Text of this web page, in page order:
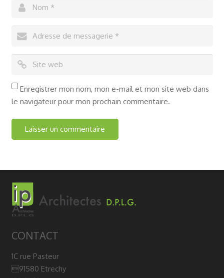
Enregistrer mon nom, mon e-mail et mon site web dans
le navigateur pour mon prochain commentaire.
CONTACT
1C rue Pasteur
91580 Etrechy